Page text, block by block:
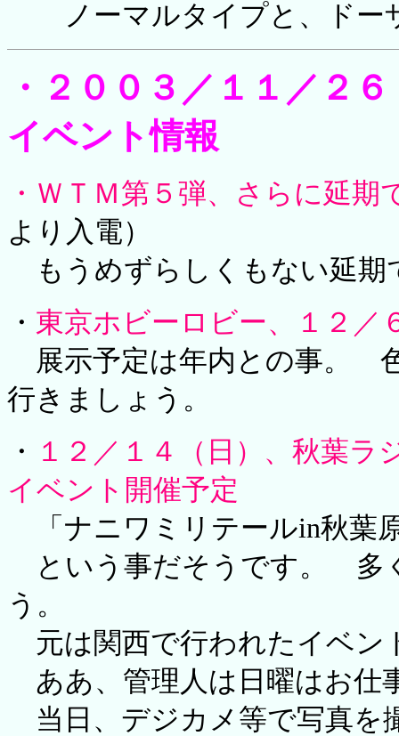
ノーマルタイプと、ドー
・２００３／１１／２
イベント情報
・ＷＴＭ第５弾、さらに延期
より入電）
もうめずらしくもない延期
・ 東京ホビーロビー、１２／
展示予定は年内との事。
行きましょう。
・ １２／１４（日）、秋葉
イベント開催予定
「ナニワミリテールin秋葉
という事だそうです。 多
う。
元は関西で行われたイベン
ああ、管理人は日曜はお仕
当日、デジカメ等で写真を